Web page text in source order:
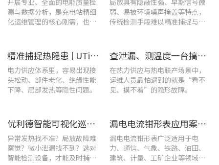
开展专业、全面的电能质量检
测与数据分析，是充电站精细
化运维管理的核心刚需，也是
局放具有隐蔽性强、早期信号微
弱、易被环境噪声掩盖等特点，
传统检测手段难以精准捕捉与定
精准捕捉热隐患 | UTi1020C红外热成像仪在发电站的实测应用
电力供应体系里，容易出现接
头松动、部件老化、绝缘性能
下降、局部发热等隐性问题。
查泄漏、测温度一台搞定！UT568F红外声成像仪让设备巡检更高效
在热力供应与热电联产场景中，
运维人员最怕遇到的就是“看不
见、摸不着”的隐形故障。
优利德智能可视化巡检方案，护航油气行业高效运维
异常发热找不准？局放故障难
察觉？微小泄漏找不到？选对
智能检测设备，才能及时捕捉
漏电电流钳形表应用案例：电气设备检测
漏电电流钳形表广泛适用于电
力、通信、气象、铁路、油田、
建筑、计量、工矿企业等领域的